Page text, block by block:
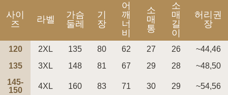
사이
즈
라벨
가슴
둘레
기
장
어
깨
너
비
소
매
통
소
매
길
이
허리권
장
120 2XL 135 80 62 27 26
~44,46
135
3XL 148 81 67 29 28
~48,50
145-
150
4XL 160 83 71 30 29 ~54,56